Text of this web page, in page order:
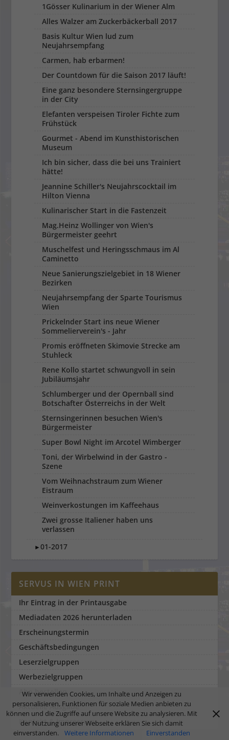
1Gösser Kulinarium in der Wiener Alm
Alles Walzer am Zuckerbäckerball 2017
Basis Kultur Wien lud zum
Neujahrsempfang
Carmen, hab erbarmen!
Der Countdown für die Saison 2017 läuft!
Eine ganz besondere Sternsingergruppe
in der City
Elefanten verspeisen Tiroler Fichte zum
Frühstück
Gourmet - Abend im Kunsthistorischen
Museum
Ich bin sicher, dass die bei uns Trainiert
hätte!
Jeannine Schiller's Neujahrscocktail im
Hilton Vienna
Kulinarischer Start in die Fastenzeit
Mag.Heinz Wollinger von Wien's
Bürgermeister geehrt
Muschelfest und Heringsschmaus im Al
Caminetto
Neue Sanierungszielgebiet in 18 Wiener
Bezirken
Neujahrsempfang der Sparte Tourismus
Wien
Prickelnder Start ins neue Wiener
Sommelierverein's - Jahr
Promis eröffneten Skimovie Strecke am
Stuhleck
Rene Kollo startet schwungvoll in sein
Jubiläumsjahr
Schlumberger und der Opernball sind
Botschafter Österreichs in der Welt
Sternsingerinnen besuchen Wien's
Bürgermeister
Super Bowl Night im Arcotel Wimberger
Toni, der Wirbelwind in der Gastro -
Szene
Vom Weihnachstraum zum Wiener
Eistraum
Weinverkostungen im Kaffeehaus
Zwei grosse Italiener haben uns
verlassen
►01-2017
SERVUS IN WIEN PRINT
Ihr Eintrag in der Printausgabe
Mediadaten 2026 herunterladen
Erscheinungstermin
Geschäftsbedingungen
Leserzielgruppen
Werbezielgruppen
Abo bestellen
Aktuelle Ausgabe
Kontakt & Impressum
Wir verwenden Cookies, um Inhalte und Anzeigen zu
personalisieren, Funktionen für soziale Medien anbieten zu
können und die Zugriffe auf unsere Website zu analysieren. Mit
der Nutzung unserer Webseite erklären Sie sich damit
einverstanden.
Weitere Informationen Einverstanden